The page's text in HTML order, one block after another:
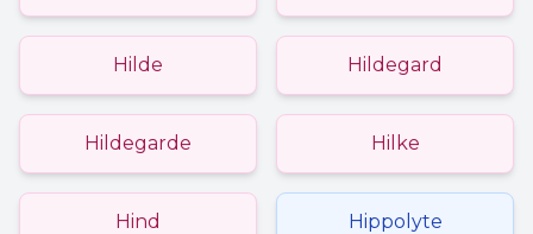
Hilde Hildegard
Hildegarde Hilke
Hind Hippolyte